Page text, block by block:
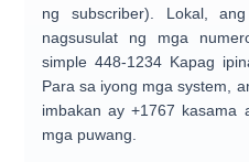
ng subscriber). Lokal,
nagsusulat ng mga
simple448-1234 Kapag
Para sa iyong mga system,
imbakan ay+1767 kasama
mga puwang.